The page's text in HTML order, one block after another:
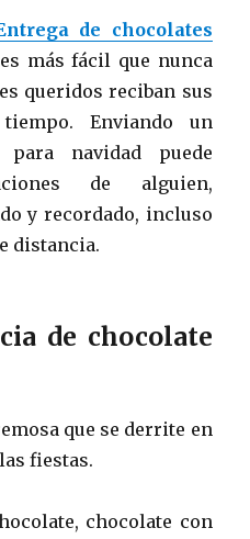
de chocolates
más fácil que nunca
queridos reciban sus
Enviando un
navidad puede
de alguien,
y recordado, incluso
distancia.
de chocolate
que se derrite en
fiestas.
chocolate con